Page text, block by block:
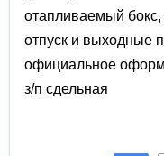
отапливаемый
отпуск и выходные
официальное
з/п сдельная